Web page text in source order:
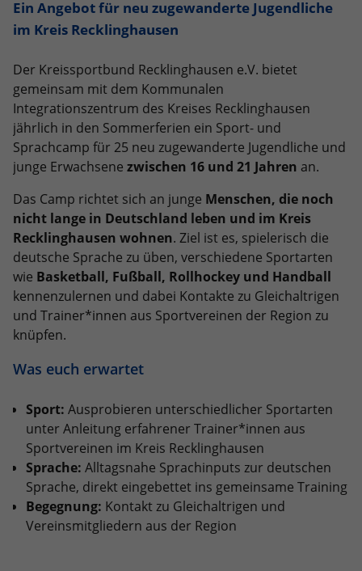
Ein Angebot für neu zugewanderte Jugendliche
im Kreis Recklinghausen
Der Kreissportbund Recklinghausen e.V. bietet
gemeinsam mit dem Kommunalen
Integrationszentrum des Kreises Recklinghausen
jährlich in den Sommerferien ein Sport- und
Sprachcamp für 25 neu zugewanderte Jugendliche und
junge Erwachsene zwischen 16 und 21 Jahren an.
Das Camp richtet sich an junge Menschen, die noch
nicht lange in Deutschland leben und im Kreis
Recklinghausen wohnen. Ziel ist es, spielerisch die
deutsche Sprache zu üben, verschiedene Sportarten
wie Basketball, Fußball, Rollhockey und Handball
kennenzulernen und dabei Kontakte zu Gleichaltrigen
und Trainer*innen aus Sportvereinen der Region zu
knüpfen.
Was euch erwartet
Sport: Ausprobieren unterschiedlicher Sportarten
unter Anleitung erfahrener Trainer*innen aus
Sportvereinen im Kreis Recklinghausen
Sprache: Alltagsnahe Sprachinputs zur deutschen
Sprache, direkt eingebettet ins gemeinsame Training
Begegnung: Kontakt zu Gleichaltrigen und
Vereinsmitgliedern aus der Region
Dieses Cookie ist ein Standard-Session-
Cookie von TYPO3. Es speichert im Falle
eines Benutzer-Logins die Session-ID.
wiedererkannt werden und es wird ihm
Zugang zu geschützten Bereichen
gewährt.
Kampagnendaten zu berechnen und
die Nutzung der Website für den
verfolgen. Die Cookies speichern
Informationen anonym und weisen eine
randoly generierte Nummer zu, um
eindeutige Besucher zu identifizieren.
Name _gid
Anbieter Google Analytics
Laufzeit 1 Tag
Dieses Cookie wird von Google Analytics
installiert. Das Cookie wird verwendet,
um Informationen darüber zu
eines Analyseberichts darüber, wie es
umfassen die Anzahl der Besucher, die
Quelle, aus der sie stammen, und die
Seiten in anonymisierter Form.
Name _dc_gtm_UA-101278931-2
Anbieter Google Analytics
Anbieter Google LLC
6 Monate
Zweck
Das NID-Cookie enthält eine eindeutige
ID, über die Google Ihre bevorzugten
Einstellungen und andere
Informationen speichert, insbesondere
Ihre bevorzugte Sprache (z. B. Deutsch),
wie viele Suchergebnisse pro Seite
20) und ob der Google SafeSearch-Filter
aktiviert sein soll.
Externe Inhalte
Wir verwenden auf unserer Website externe Inhalte, um